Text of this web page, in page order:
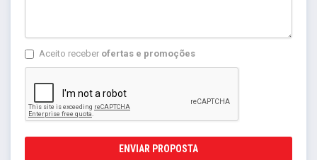
Aceito receber ofertas e promoções
ENVIAR PROPOSTA